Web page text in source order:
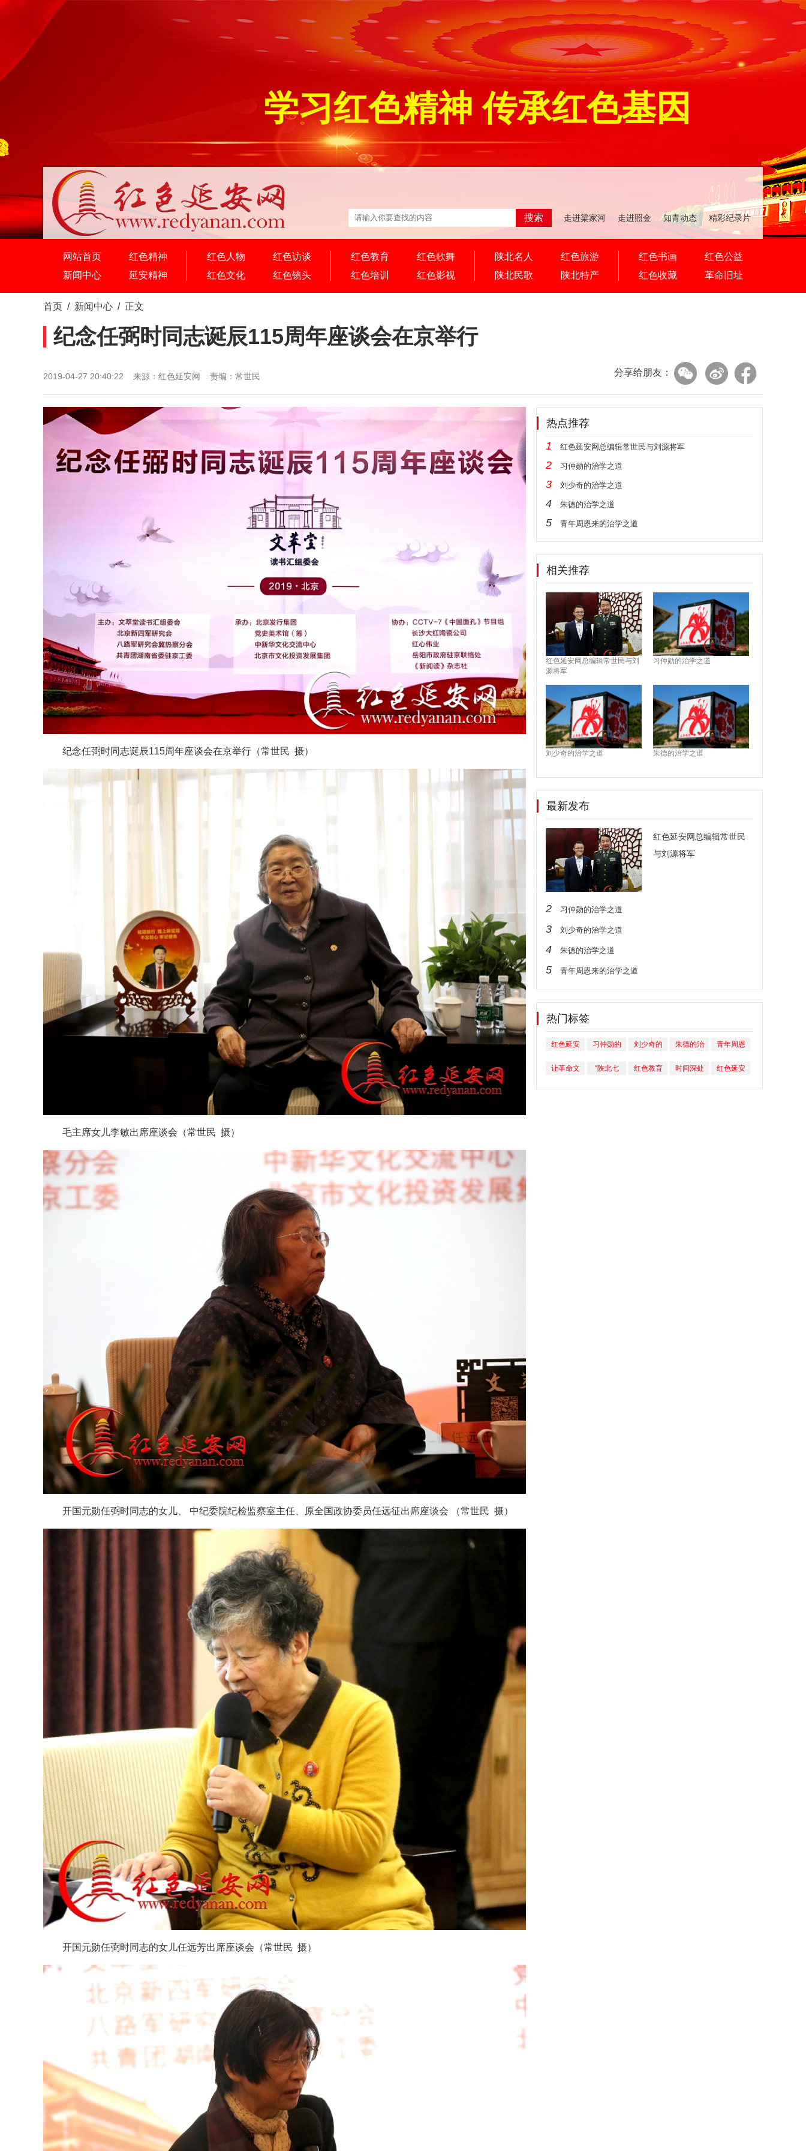
学习红色精神 传承红色基因
搜索 走进梁家河 走进照金 知青动态 精彩纪录片
网站首页
红色精神
新闻中心
延安精神
红色人物
红色访谈
红色文化
红色镜头
红色教育
红色歌舞
红色培训
红色影视
陕北名人
红色旅游
陕北民歌
陕北特产
红色书画
红色公益
红色收藏
革命旧址
首页 / 新闻中心 / 正文
纪念任弼时同志诞辰115周年座谈会在京举行
分享给朋友：
2019-04-27 20:40:22 来源：红色延安网 责编：常世民
纪念任弼时同志诞辰115周年座谈会在京举行（常世民 摄）
毛主席女儿李敏出席座谈会（常世民 摄）
开国元勋任弼时同志的女儿、 中纪委院纪检监察室主任、原全国政协委员任远征出席座谈会 （常世民 摄）
开国元勋任弼时同志的女儿任远芳出席座谈会（常世民 摄）
热点推荐
1
红色延安网总编辑常世民与刘源将军
2 习仲勋的治学之道
3 刘少奇的治学之道
4 朱德的治学之道
5 青年周恩来的治学之道
相关推荐
红色延安网总编辑常世民与刘
源将军
习仲勋的治学之道
刘少奇的治学之道 朱德的治学之道
最新发布
红色延安网总编辑常世民
与刘源将军
2 习仲勋的治学之道
3 刘少奇的治学之道
4 朱德的治学之道
5 青年周恩来的治学之道
热门标签
红色延安
常世民与
习仲勋的
刘少奇的
朱德的治
青年周恩
之道
让革命文
“陕北七
红色教育
时间深处
红色延安